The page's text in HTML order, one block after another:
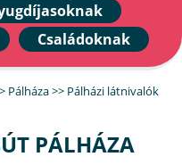
Családoknak
Pálháza>> Pálházi látnivalók
PÁLHÁZA